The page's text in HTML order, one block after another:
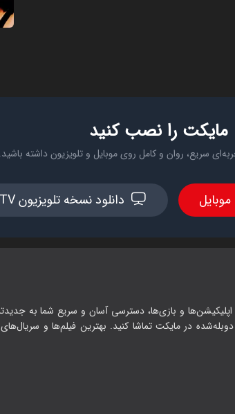
مایکت را نصب کنید
سریع، روان و کامل روی موبایل و تلویزیون داشته باشید.
دانلود نسخه تلویزیون TV
اپلیکیشن‌ها و بازی‌ها، دسترسی آسان و سریع شما به
در مایکت تماشا کنید. بهترین فیلم‌ها و سریال‌های